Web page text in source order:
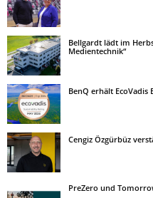
Bellgardt lädt im
Medientechnik“
BenQ erhält EcoVadis
Cengiz Özgürbüz
PreZero und